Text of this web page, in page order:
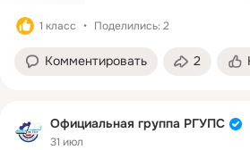
1 класс Поделились: 2
Комментировать 2
Официальная группа РГУПС
31 июл